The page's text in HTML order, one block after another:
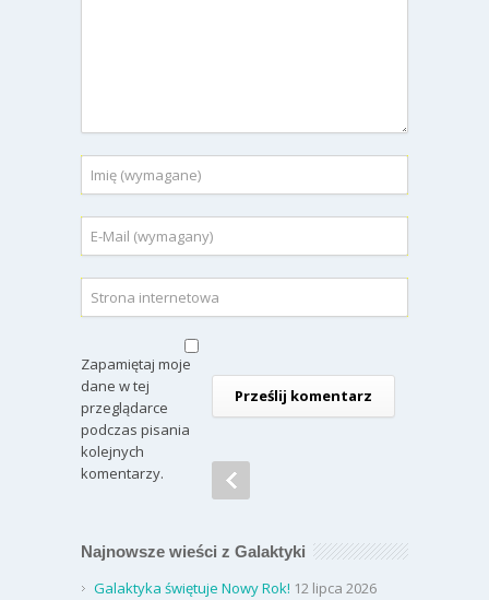
Zapamiętaj moje
dane w tej
przeglądarce
podczas pisania
kolejnych
komentarzy.
Najnowsze wieści z Galaktyki
Galaktyka świętuje Nowy Rok! 12 lipca 2026